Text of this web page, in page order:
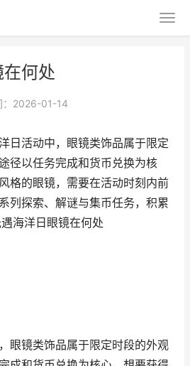
何处
：2026-01-14
日活动中，眼镜类饰品属于限定
径以任务完成和货币兑换为核
格的眼镜，需要在活动时刻内前
列探索、解谜与集币任务，积累
海洋日眼镜在何处
眼镜类饰品属于限定时段的外观